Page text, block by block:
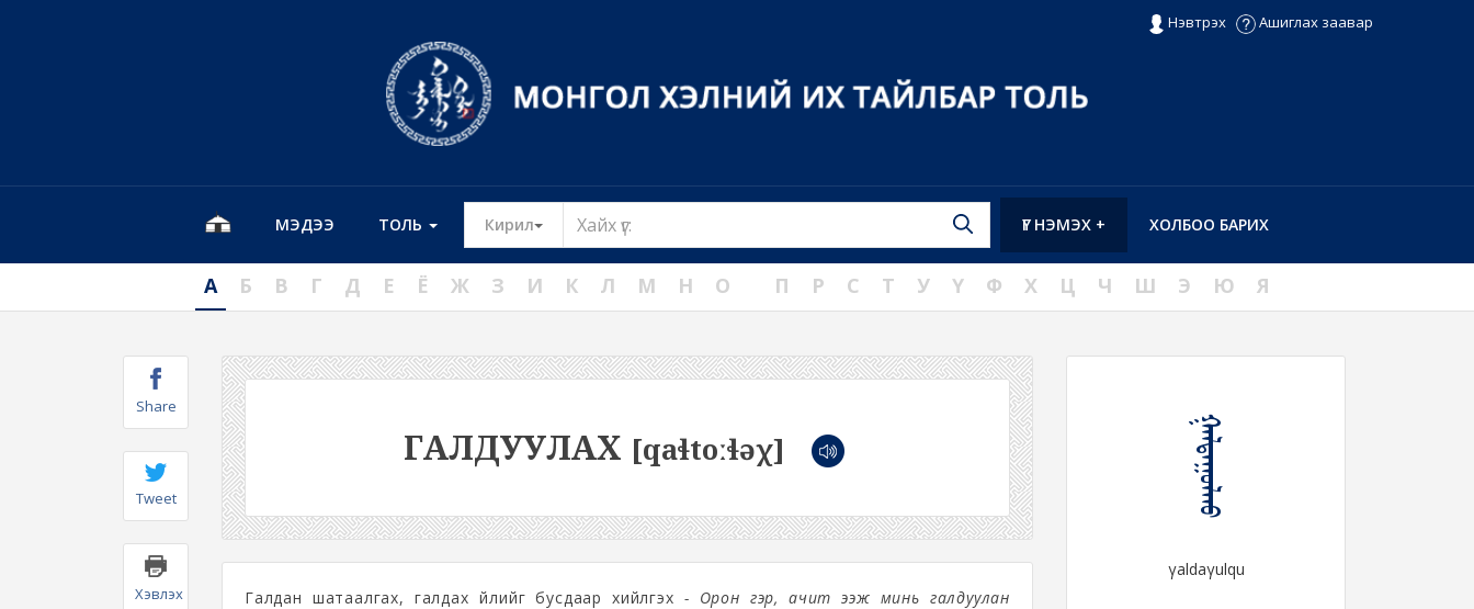
Нэвтрэх Ашиглах заавар
МЭДЭЭ ТОЛЬ Кирил Toggle Dropdown ХОЛБОО БАРИХ
ҮГ НЭМЭХ +
А Б В Г Д Е Ё Ж З И К Л М Н О П Р С Т У Ү Ф Х Ц Ч Ш Э Ю Я
Share
Tweet
Хэвлэх
ГАЛДУУЛАХ [qaɬtoːɬəχ]
Галдан шатаалгах, галдах үйлийг бусдаар хийлгэх - Орон гэр, ачит ээж минь галдуулан
ᠭᠠᠯᠳᠠᠭᠤᠯᠬᠤ
γaldaγulqu